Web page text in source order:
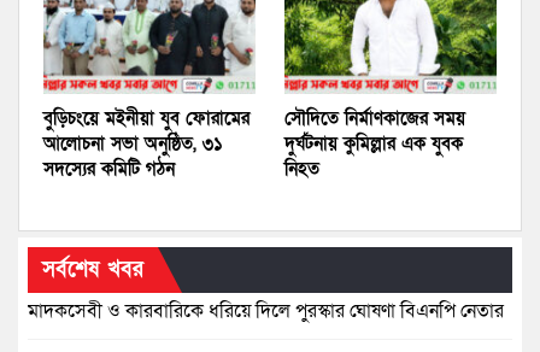
বুড়িচংয়ে মইনীয়া যুব ফোরামের
আলোচনা সভা অনুষ্ঠিত, ৩১
সদস্যের কমিটি গঠন
সৌদিতে নির্মাণকাজের সময়
দুর্ঘটনায় কুমিল্লার এক যুবক
নিহত
সর্বশেষ খবর
মাদকসেবী ও কারবারিকে ধরিয়ে দিলে পুরস্কার ঘোষণা বিএনপি নেতার